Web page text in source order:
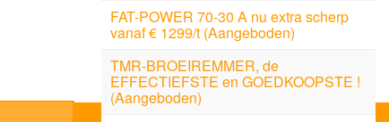
FAT-POWER 70-30 A nu extra scherp
vanaf € 1299/t (Aangeboden)
TMR-BROEIREMMER, de
EFFECTIEFSTE en GOEDKOOPSTE !
(Aangeboden)